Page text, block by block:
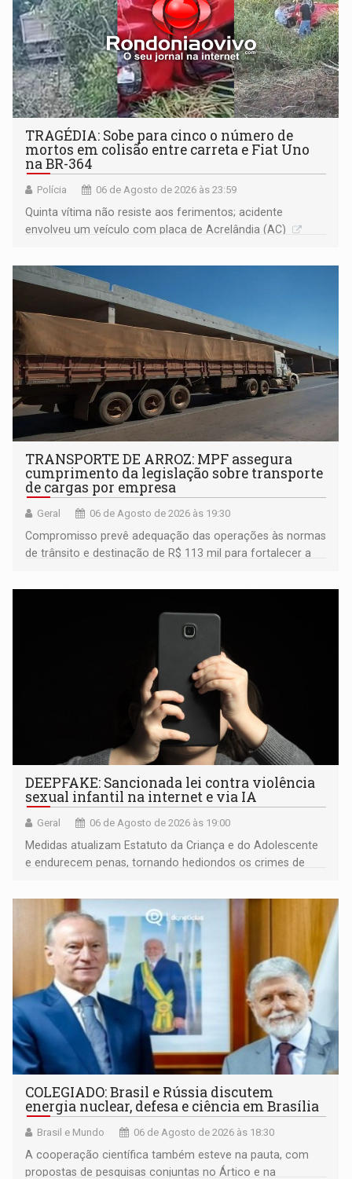
TRAGÉDIA: Sobe para cinco o número de
mortos em colisão entre carreta e Fiat Uno
na BR-364
Polícia 06 de Agosto de 2026 às 23:59
Quinta vítima não resiste aos ferimentos; acidente
envolveu um veículo com placa de Acrelândia (AC)
TRANSPORTE DE ARROZ: MPF assegura
cumprimento da legislação sobre transporte
de cargas por empresa
Geral 06 de Agosto de 2026 às 19:30
Compromisso prevê adequação das operações às normas
de trânsito e destinação de R$ 113 mil para fortalecer a
DEEPFAKE: Sancionada lei contra violência
sexual infantil na internet e via IA
Geral 06 de Agosto de 2026 às 19:00
Medidas atualizam Estatuto da Criança e do Adolescente
e endurecem penas, tornando hediondos os crimes de
COLEGIADO: Brasil e Rússia discutem
energia nuclear, defesa e ciência em Brasília
Brasil e Mundo 06 de Agosto de 2026 às 18:30
A cooperação científica também esteve na pauta, com
propostas de pesquisas conjuntas no Ártico e na